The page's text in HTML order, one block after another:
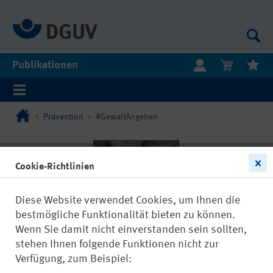
Publikationen
Prävention #GewaltAngehen
Cookie-Richtlinien
Diese Website verwendet Cookies, um Ihnen die
bestmögliche Funktionalität bieten zu können.
Wenn Sie damit nicht einverstanden sein sollten,
stehen Ihnen folgende Funktionen nicht zur
Verfügung, zum Beispiel: